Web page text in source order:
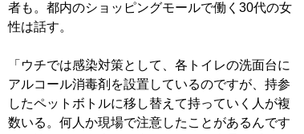
者も。都内のショッピングモールで働く30代の女
性は話す。
「ウチでは感染対策として、各トイレの洗面台に
アルコール消毒剤を設置しているのですが、持参
したペットボトルに移し替えて持っていく人が複
数いる。何人か現場で注意したことがあるんです